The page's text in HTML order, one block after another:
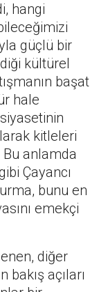
hangi
güçlü bir
kültürel
başat
hale
kitleleri
Bu anlamda
Çayancı
bunu en
emekçi
diğer
açıları